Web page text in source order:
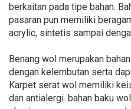
berkaitan pada tipe bahan.
pasaran pun memiliki
acrylic, sintetis sampai
Benang wol merupakan
dengan kelembutan serta
Karpet serat wol memiliki
dan antialergi. bahan baku